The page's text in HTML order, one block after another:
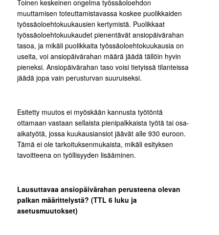
Toinen keskeinen ongelma työssäoloehdon
muuttamisen toteuttamistavassa koskee puolikkaiden
työssäoloehtokuukausien kertymistä. Puolikkaat
työssäoloehtokuukaudet pienentävät ansiopäivärahan
tasoa, ja mikäli puolikkaita työssäoloehtokuukausia on
useita, voi ansiopäivärahan määrä jäädä tällöin hyvin
pieneksi. Ansiopäivärahan taso voisi tietyissä tilanteissa
jäädä jopa vain perusturvan suuruiseksi.
Esitetty muutos ei myöskään kannusta työtöntä
ottamaan vastaan sellaista pienipalkkaista työtä tai osa-
aikatyötä, jossa kuukausiansiot jäävät alle 930 euroon.
Tämä ei ole tarkoituksenmukaista, mikäli esityksen
tavoitteena on työllisyyden lisääminen.
Lausuttavaa ansiopäivärahan perusteena olevan
palkan määrittelystä? (TTL 6 luku ja
asetusmuutokset)